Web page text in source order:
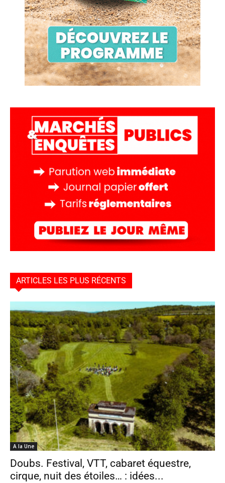
ARTICLES LES PLUS RÉCENTS
A la Une
Doubs. Festival, VTT, cabaret équestre,
cirque, nuit des étoiles… : idées...